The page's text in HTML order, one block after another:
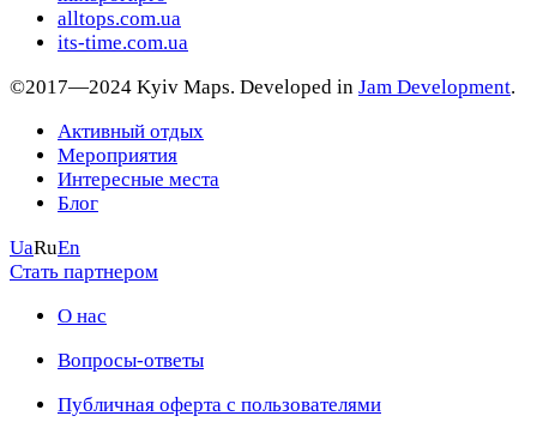
alltops.com.ua
its-time.com.ua
©2017—2024 Kyiv Maps. Developed in Jam Development.
Активный отдых
Мероприятия
Интересные места
Блог
UaRuEn
Стать партнером
О нас
Вопросы-ответы
Публичная оферта с пользователями